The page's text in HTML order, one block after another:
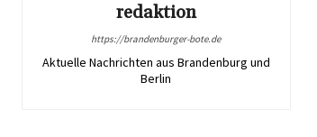
redaktion
https://brandenburger-bote.de
Aktuelle Nachrichten aus Brandenburg und
Berlin